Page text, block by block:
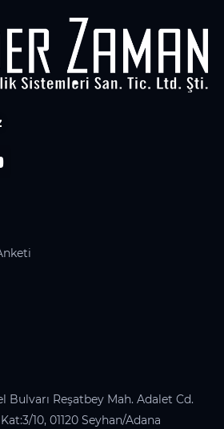
Bulvarı Reşatbey Mah. Adalet Cd.
10, 01120 Seyhan/Adana